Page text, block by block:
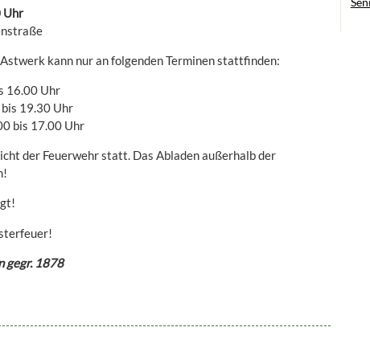
Uhr
kann nur an folgenden Terminen stattfinden:
16.00 Uhr
19.30 Uhr
bis 17.00 Uhr
der Feuerwehr statt. Das Abladen außerhalb der
gegr. 1878